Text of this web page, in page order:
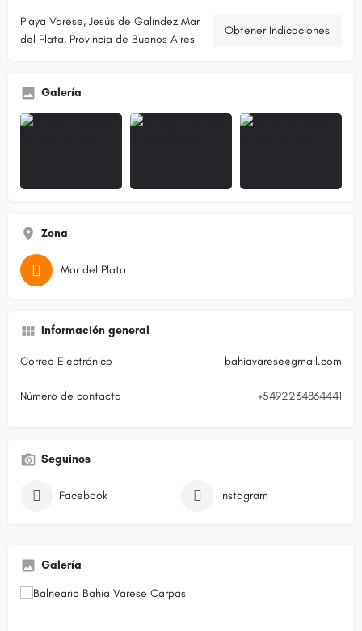
Playa Varese, Jesús de Galindez Mar
del Plata, Provincia de Buenos Aires
Obtener Indicaciones
Galería
Zona
Mar del Plata
Información general
Correo Electrónico bahiavarese@gmail.com
Número de contacto +5492234864441
Seguinos
Facebook Instagram
Galería